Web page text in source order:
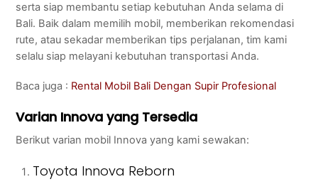
serta siap membantu setiap kebutuhan Anda selama di
Bali. Baik dalam memilih mobil, memberikan rekomendasi
rute, atau sekadar memberikan tips perjalanan, tim kami
selalu siap melayani kebutuhan transportasi Anda.
Baca juga : Rental Mobil Bali Dengan Supir Profesional
Varian Innova yang Tersedia
Berikut varian mobil Innova yang kami sewakan:
Toyota Innova Reborn